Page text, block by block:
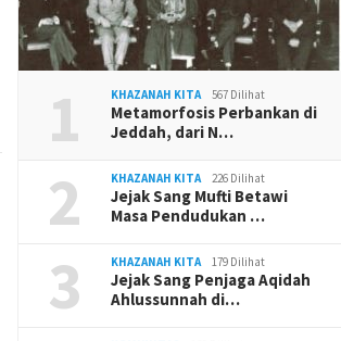
1 KHAZANAH KITA 567 Dilihat
Metamorfosis Perbankan di
Jeddah, dari N…
2 KHAZANAH KITA 226 Dilihat
Jejak Sang Mufti Betawi
Masa Pendudukan …
3 KHAZANAH KITA 179 Dilihat
Jejak Sang Penjaga Aqidah
Ahlussunnah di…